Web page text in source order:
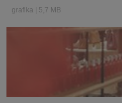
grafika 5,7 MB